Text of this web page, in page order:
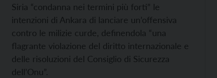
Siria “condanna nei termini più forti” le
intenzioni di Ankara di lanciare un’offensiva
contro le milizie curde, definendola “una
flagrante violazione del diritto internazionale e
delle risoluzioni del Consiglio di Sicurezza
dell’Onu”.